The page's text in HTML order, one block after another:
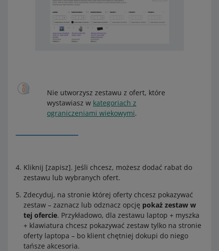
Nie utworzysz zestawu z ofert, które
wystawiasz w kategoriach z
ograniczeniami wiekowymi.
Kliknij [zapisz]. Jeśli chcesz, możesz dodać rabat do
zestawu lub wybranych ofert.
Zdecyduj, na stronie której oferty chcesz pokazywać
zestaw – zaznacz lub odznacz opcję pokaż zestaw w
tej ofercie. Przykładowo, dla zestawu laptop + myszka
+ klawiatura chcesz pokazywać zestaw tylko na stronie
oferty laptopa – bo klient chętniej dokupi do niego
tańsze akcesoria.